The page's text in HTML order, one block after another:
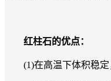
红柱石的优点：
(1)在高温下体积稳定